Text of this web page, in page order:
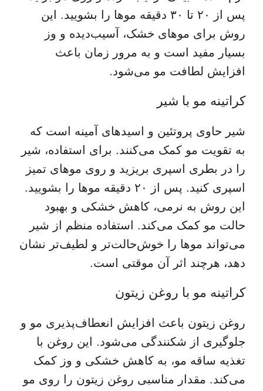
پس از ۲۰ تا ۳۰ دقیقه موها را بشویید. این
روش برای موهای خشک، آسیب‌دیده و وز
بسیار مفید است و به مرور زمان باعث
افزایش لطافت مو می‌شود.
کراتینه مو با شیر
شیر حاوی پروتئین و اسیدهای آمینه است که
به تقویت مو کمک می‌کنند. برای استفاده، شیر
را در بطری اسپری بریزید و روی موهای تمیز
اسپری کنید. پس از ۲۰ دقیقه موها را بشویید.
این روش به نرمی، کاهش خشکی و بهبود
حالت مو کمک می‌کند. استفاده منظم از شیر
می‌تواند موها را خوش‌حالت‌تر و لطیف‌تر نشان
دهد، هرچند اثر آن موقتی است.
کراتینه مو با روغن زیتون
روغن زیتون باعث افزایش انعطاف‌پذیری مو و
جلوگیری از شکنندگی می‌شود. این روغن با
تغذیه ساقه مو، به کاهش خشکی و وز کمک
می‌کند. مقدار مناسبی روغن زیتون را روی مو